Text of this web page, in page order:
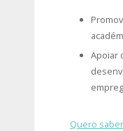
Apoiar
Quero